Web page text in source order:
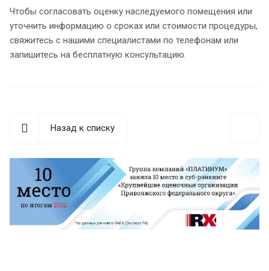
Чтобы согласовать оценку наследуемого помещения или
уточнить информацию о сроках или стоимости процедуры,
свяжитесь с нашими специалистами по телефонам или
запишитесь на бесплатную консультацию.
Назад к списку